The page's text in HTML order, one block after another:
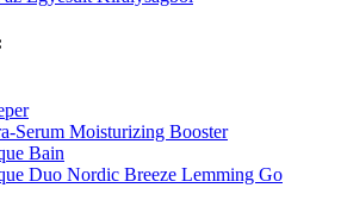
Serum Moisturizing Booster
Bain
Duo Nordic Breeze Lemming Go